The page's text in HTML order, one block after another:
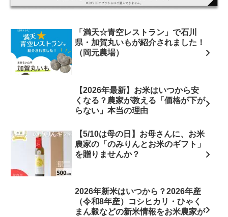
「満天☆青空レストラン」で石川
県・加賀丸いもが紹介されました！
（岡元農場）
【2026年最新】お米はいつから安
くなる？農家が教える「価格が下が
らない」本当の理由
【5/10は母の日】お母さんに、お米
農家の「のみりんとお米のギフト」
を贈りませんか？
2026年新米はいつから？2026年産
（令和8年産）コシヒカリ・ひゃく
まん穀などの新米情報をお米農家が